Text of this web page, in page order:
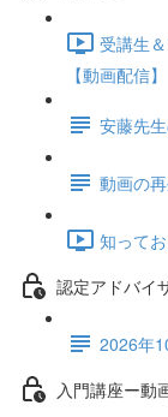
受講生
【動画配信
安藤先
動画の
知って
認定アドバイ
2026年
入門講座ー動